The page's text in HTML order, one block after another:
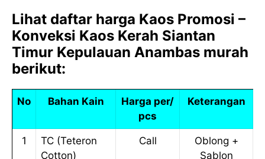
Lihat daftar harga Kaos Promosi –
Konveksi Kaos Kerah Siantan
Timur Kepulauan Anambas murah
berikut:
No Bahan Kain
Harga per/
pcs
Keterangan
1
TC (Teteron
Cotton)
Call
Oblong +
Sablon